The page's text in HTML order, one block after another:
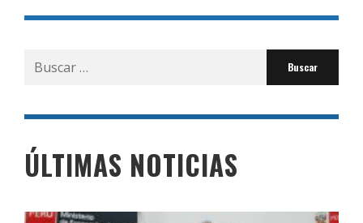
Buscar
por:
ÚLTIMAS NOTICIAS